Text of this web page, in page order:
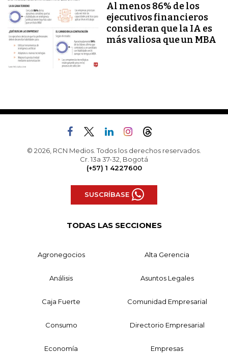
Al menos 86% de los
ejecutivos financieros
consideran que la IA es
más valiosa que un MBA
© 2026, RCN Medios. Todos los derechos reservados.
Cr. 13a 37-32, Bogotá
(+57) 1 4227600
SUSCRÍBASE
TODAS LAS SECCIONES
Agronegocios Alta Gerencia
Análisis Asuntos Legales
Caja Fuerte Comunidad Empresarial
Consumo Directorio Empresarial
Economía Empresas